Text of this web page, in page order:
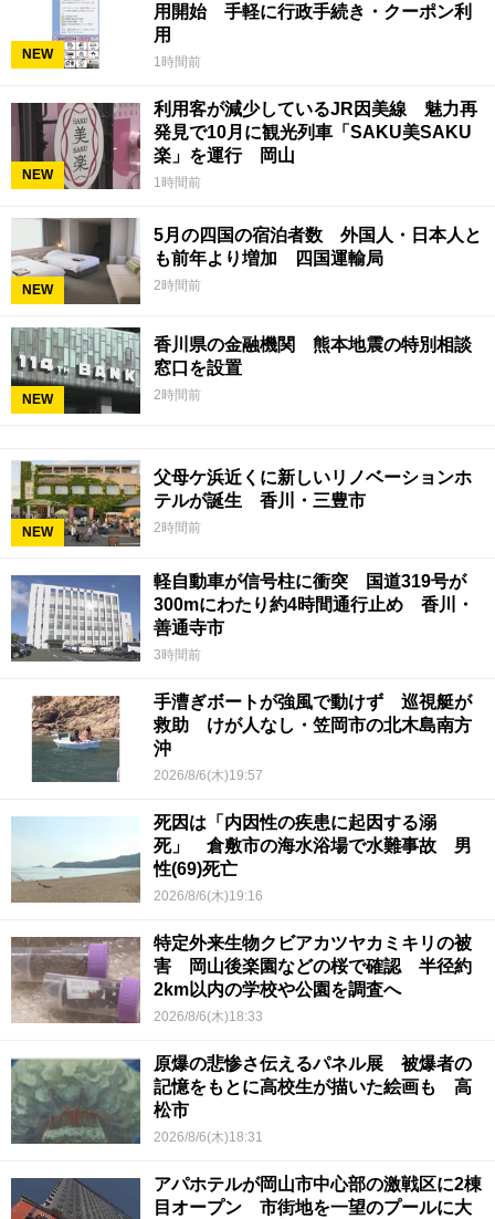
NEW
用開始 手軽に行政手続き・クーポン利
用
1時間前
NEW
利用客が減少しているJR因美線 魅力再
発見で10月に観光列車「SAKU美SAKU
楽」を運行 岡山
1時間前
NEW
5月の四国の宿泊者数 外国人・日本人と
も前年より増加 四国運輸局
2時間前
NEW
香川県の金融機関 熊本地震の特別相談
窓口を設置
2時間前
NEW
父母ケ浜近くに新しいリノベーションホ
テルが誕生 香川・三豊市
2時間前
軽自動車が信号柱に衝突 国道319号が
300mにわたり約4時間通行止め 香川・
善通寺市
3時間前
手漕ぎボートが強風で動けず 巡視艇が
救助 けが人なし・笠岡市の北木島南方
沖
2026/8/6(木)19:57
死因は「内因性の疾患に起因する溺
死」 倉敷市の海水浴場で水難事故 男
性(69)死亡
2026/8/6(木)19:16
特定外来生物クビアカツヤカミキリの被
害 岡山後楽園などの桜で確認 半径約
2km以内の学校や公園を調査へ
2026/8/6(木)18:33
原爆の悲惨さ伝えるパネル展 被爆者の
記憶をもとに高校生が描いた絵画も 高
松市
2026/8/6(木)18:31
アパホテルが岡山市中心部の激戦区に2棟
目オープン 市街地を一望のプールに大